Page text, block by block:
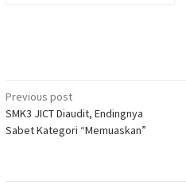
Post
navigation
Previous post
SMK3 JICT Diaudit, Endingnya
Sabet Kategori “Memuaskan”